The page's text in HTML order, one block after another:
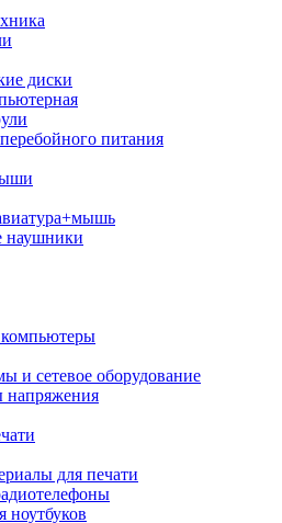
диски
питания
наушники
и сетевое оборудование
напряжения
для печати
ноутбуков